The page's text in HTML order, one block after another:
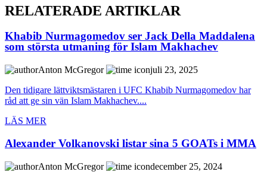
RELATERADE ARTIKLAR
Khabib Nurmagomedov ser Jack Della Maddalena
som största utmaning för Islam Makhachev
Anton McGregor
juli 23, 2025
Den tidigare lättviktsmästaren i UFC Khabib Nurmagomedov har
råd att ge sin vän Islam Makhachev....
LÄS MER
Alexander Volkanovski listar sina 5 GOATs i MMA
Anton McGregor
december 25, 2024